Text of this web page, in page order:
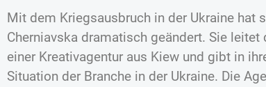
Mit dem Kriegsausbruch in der Ukraine hat
Cherniavska dramatisch geändert. Sie
einer Kreativagentur aus Kiew und gibt in
Situation der Branche in der Ukraine. Die